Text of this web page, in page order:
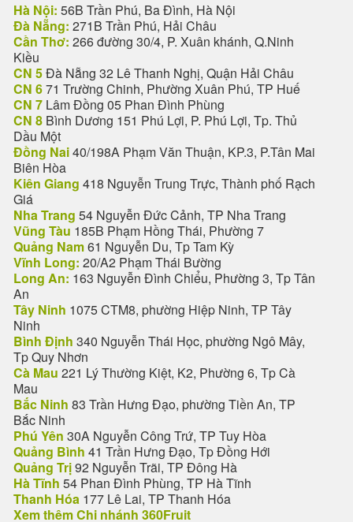
Hà Nội: 56B Trần Phú, Ba Đình, Hà Nội
Đà Nẵng: 271B Trần Phú, Hải Châu
Cần Thơ: 266 đường 30/4, P. Xuân khánh, Q.Ninh
Kiều
CN 5Đà Nẵng 32 Lê Thanh Nghị, Quận Hải Châu
CN 671 Trường Chinh, Phường Xuân Phú, TP Huế
CN 7 Lâm Đồng 05 Phan Đình Phùng
CN 8 Bình Dương 151 Phú Lợi, P. Phú Lợi, Tp. Thủ
Dầu Một
Đồng Nai40/198A Phạm Văn Thuận, KP.3, P.Tân Mai
Biên Hòa
Kiên Giang 418 Nguyễn Trung Trực, Thành phố Rạch
Giá
Nha Trang 54 Nguyễn Đức Cảnh, TP Nha Trang
Vũng Tàu 185B Phạm Hồng Thái, Phường 7
Quảng Nam61 Nguyễn Du, Tp Tam Kỳ
Vĩnh Long: 20/A2 Phạm Thái Bường
Long An: 163 Nguyễn Đình Chiểu, Phường 3, Tp Tân
An
Tây Ninh 1075 CTM8, phường Hiệp Ninh, TP Tây
Ninh
Bình Định 340 Nguyễn Thái Học, phường Ngô Mây,
Tp Quy Nhơn
Cà Mau 221 Lý Thường Kiệt, K2, Phường 6, Tp Cà
Mau
Bắc Ninh 83 Trần Hưng Đạo, phường Tiền An, TP
Bắc Ninh
Phú Yên 30A Nguyễn Công Trứ, TP Tuy Hòa
Quảng Bình 41 Trần Hưng Đạo, Tp Đồng Hới
Quảng Trị92 Nguyễn Trãi, TP Đông Hà
Hà Tĩnh 54 Phan Đình Phùng, TP Hà Tĩnh
Thanh Hóa 177 Lê Lai, TP Thanh Hóa
Xem thêm Chi nhánh 360Fruit